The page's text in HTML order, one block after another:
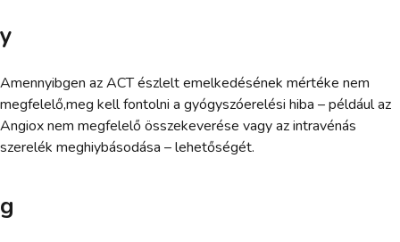
y
Amennyibgen az ACT észlelt emelkedésének mértéke nem
megfelelő,meg kell fontolni a gyógyszóerelési hiba – például az
Angiox nem megfelelő összekeverése vagy az intravénás
szerelék meghiybásodása – lehetőségét.
g